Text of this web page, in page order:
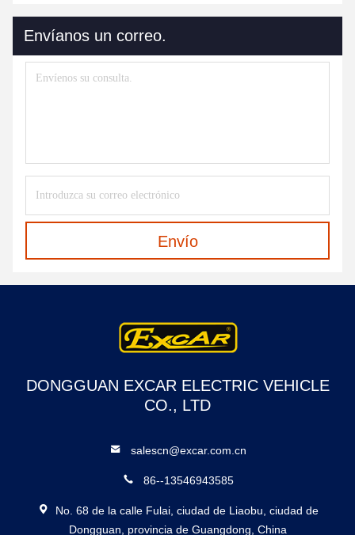
Envíanos un correo.
Envío
DONGGUAN EXCAR ELECTRIC VEHICLE
CO., LTD
salescn@excar.com.cn
86--13546943585
No. 68 de la calle Fulai, ciudad de Liaobu, ciudad de
Dongguan, provincia de Guangdong, China